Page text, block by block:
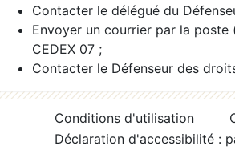
Contacter le délégué du
Envoyer un courrier par la
CEDEX 07 ;
Contacter le Défenseur des
Conditions d'utilisation
Déclaration d'accessibilité :